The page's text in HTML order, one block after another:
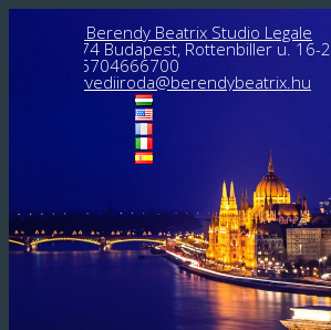
Dr. Berendy Beatrix Studio Legale
1074 Budapest, Rottenbiller u. 16-22.
+36704666700
ugyvediiroda@berendybeatrix.hu